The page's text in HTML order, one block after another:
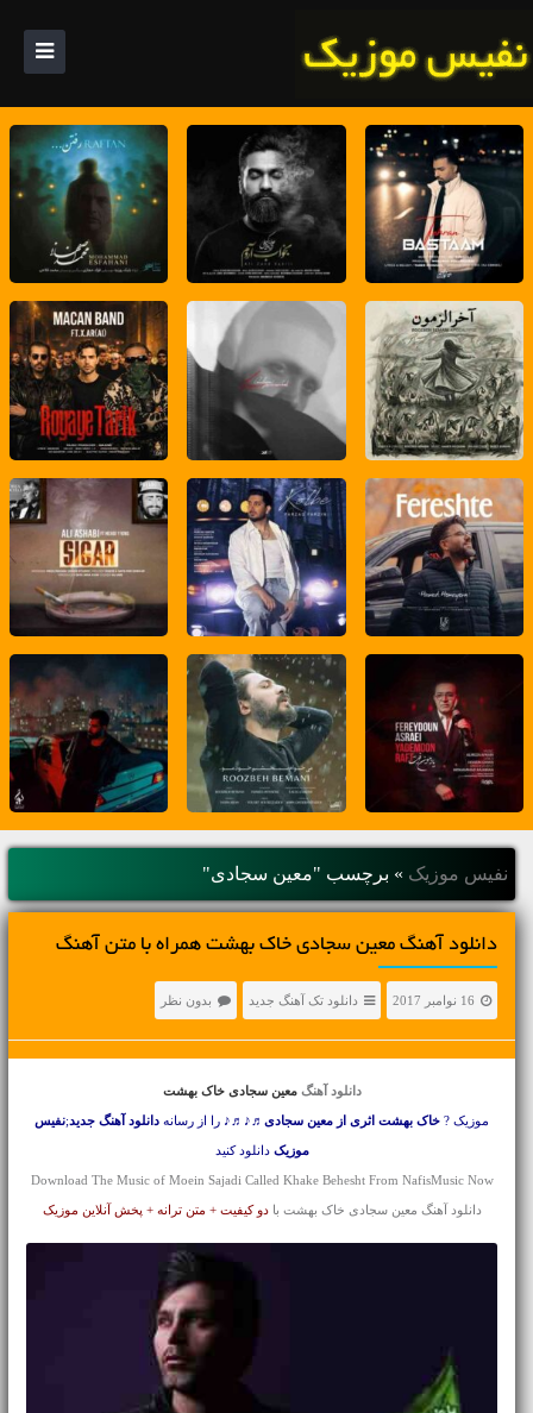
نفیس موزیک » برچسب "معین سجادی"
دانلود آهنگ معین سجادی خاک بهشت همراه با متن آهنگ
16 نوامبر 2017 دانلود تک آهنگ جدید بدون نظر
دانلود آهنگ معین سجادی خاک بهشت
موزیک ? خاک بهشت اثری از معین سجادی♬♪♬♪ را از رسانه دانلود آهنگ جدید;نفیس
موزیک دانلود کنید
Download The Music of Moein Sajadi Called Khake Behesht From NafisMusic Now
دانلود آهنگ معین سجادی خاک بهشت بادو کیفیت + متن ترانه + پخش آنلاین موزیک